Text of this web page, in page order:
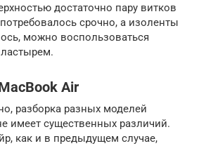
достаточно пару витков
срочно, а изоленты
можно воспользоваться
Air
разборка разных моделей
имеет существенных различий.
как и в предыдущем случае,